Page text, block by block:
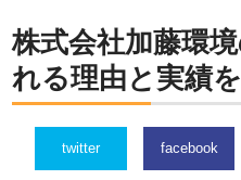
株式会社加藤環
れる理由と実績
twitter facebook